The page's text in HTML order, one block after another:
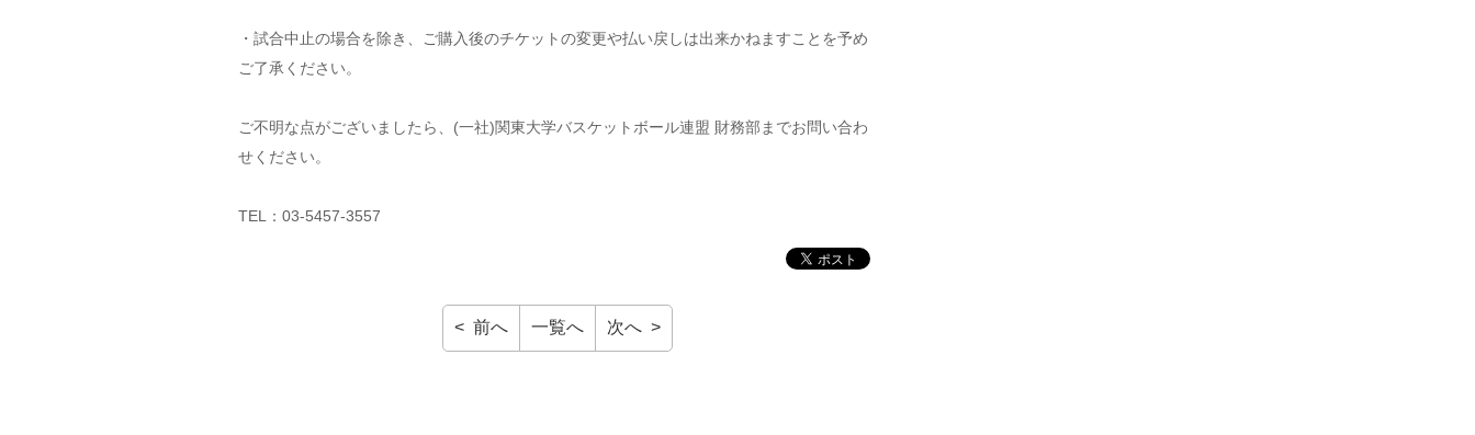
・試合中止の場合を除き、ご購入後のチケットの変更や払い戻しは出来かねますことを予め
ご了承ください。
ご不明な点がございましたら、(一社)関東大学バスケットボール連盟 財務部までお問い合わ
せください。
TEL：03-5457-3557
< 前へ 一覧へ 次へ >